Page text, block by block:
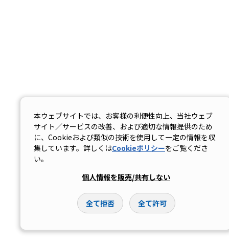
本ウェブサイトでは、お客様の利便性向上、当社ウェブ
サイト／サービスの改善、および適切な情報提供のため
に、Cookieおよび類似の技術を使用して一定の情報を収
集しています。詳しくはCookieポリシーをご覧くださ
い。
個人情報を販売/共有しない
全て拒否 全て許可